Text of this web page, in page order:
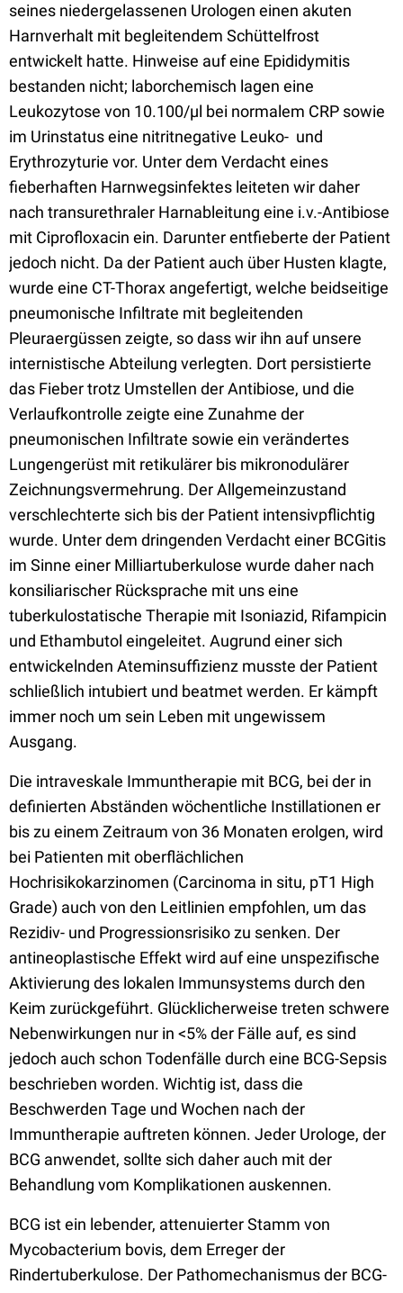
seines niedergelassenen Urologen einen akuten
Harnverhalt mit begleitendem Schüttelfrost
entwickelt hatte. Hinweise auf eine Epididymitis
bestanden nicht; laborchemisch lagen eine
Leukozytose von 10.100/µl bei normalem CRP sowie
im Urinstatus eine nitritnegative Leuko- und
Erythrozyturie vor. Unter dem Verdacht eines
fieberhaften Harnwegsinfektes leiteten wir daher
nach transurethraler Harnableitung eine i.v.-Antibiose
mit Ciprofloxacin ein. Darunter entfieberte der Patient
jedoch nicht. Da der Patient auch über Husten klagte,
wurde eine CT-Thorax angefertigt, welche beidseitige
pneumonische Infiltrate mit begleitenden
Pleuraergüssen zeigte, so dass wir ihn auf unsere
internistische Abteilung verlegten. Dort persistierte
das Fieber trotz Umstellen der Antibiose, und die
Verlaufkontrolle zeigte eine Zunahme der
pneumonischen Infiltrate sowie ein verändertes
Lungengerüst mit retikulärer bis mikronodulärer
Zeichnungsvermehrung. Der Allgemeinzustand
verschlechterte sich bis der Patient intensivpflichtig
wurde. Unter dem dringenden Verdacht einer BCGitis
im Sinne einer Milliartuberkulose wurde daher nach
konsiliarischer Rücksprache mit uns eine
tuberkulostatische Therapie mit Isoniazid, Rifampicin
und Ethambutol eingeleitet. Augrund einer sich
entwickelnden Ateminsuffizienz musste der Patient
schließlich intubiert und beatmet werden. Er kämpft
immer noch um sein Leben mit ungewissem
Ausgang.
Die intraveskale Immuntherapie mit BCG, bei der in
definierten Abständen wöchentliche Instillationen er
bis zu einem Zeitraum von 36 Monaten erolgen, wird
bei Patienten mit oberflächlichen
Hochrisikokarzinomen (Carcinoma in situ, pT1 High
Grade) auch von den Leitlinien empfohlen, um das
Rezidiv- und Progressionsrisiko zu senken. Der
antineoplastische Effekt wird auf eine unspezifische
Aktivierung des lokalen Immunsystems durch den
Keim zurückgeführt. Glücklicherweise treten schwere
Nebenwirkungen nur in <5% der Fälle auf, es sind
jedoch auch schon Todenfälle durch eine BCG-Sepsis
beschrieben worden. Wichtig ist, dass die
Beschwerden Tage und Wochen nach der
Immuntherapie auftreten können. Jeder Urologe, der
BCG anwendet, sollte sich daher auch mit der
Behandlung vom Komplikationen auskennen.
BCG ist ein lebender, attenuierter Stamm von
Mycobacterium bovis, dem Erreger der
Rindertuberkulose. Der Pathomechanismus der BCG-